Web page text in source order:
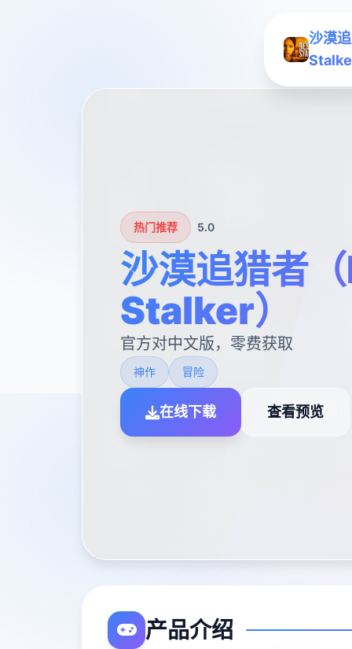
沙漠
热门推荐 5.0
沙漠追猎者
Stalker）
官方对中文版，零费获取
神作 冒险
在线下载 查看预览
产品介绍